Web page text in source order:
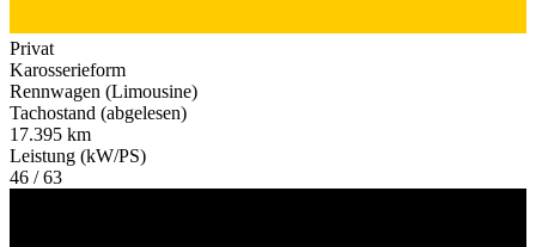
Privat
Karosserieform
Rennwagen (Limousine)
Tachostand (abgelesen)
17.395 km
Leistung (kW/PS)
46 / 63